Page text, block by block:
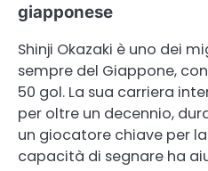
giapponese
Shinji Okazaki è uno dei
sempre del Giappone,
50 gol. La sua carriera
per oltre un decennio,
un giocatore chiave per
capacità di segnare ha